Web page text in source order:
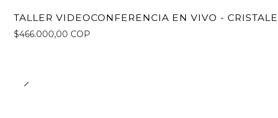
TALLER VIDEOCONFERENCIA EN VIVO -
$466.000,00 COP